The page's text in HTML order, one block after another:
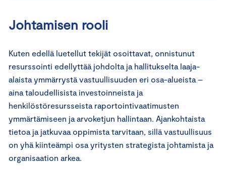
Johtamisen rooli
Kuten edellä luetellut tekijät osoittavat, onnistunut
resurssointi edellyttää johdolta ja hallitukselta laaja-
alaista ymmärrystä vastuullisuuden eri osa-alueista –
aina taloudellisista investoinneista ja
henkilöstöresursseista raportointivaatimusten
ymmärtämiseen ja arvoketjun hallintaan. Ajankohtaista
tietoa ja jatkuvaa oppimista tarvitaan, sillä vastuullisuus
on yhä kiinteämpi osa yritysten strategista johtamista ja
organisaation arkea.